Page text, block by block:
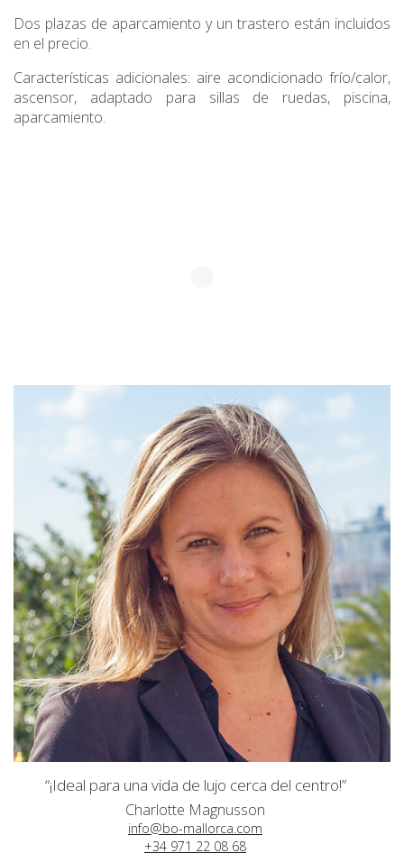
Dos plazas de aparcamiento y un trastero están incluidos
en el precio.
Características adicionales: aire acondicionado frío/calor,
ascensor, adaptado para sillas de ruedas, piscina,
aparcamiento.
“¡Ideal para una vida de lujo cerca del centro!”
Charlotte Magnusson
info@bo-mallorca.com
+34 971 22 08 68